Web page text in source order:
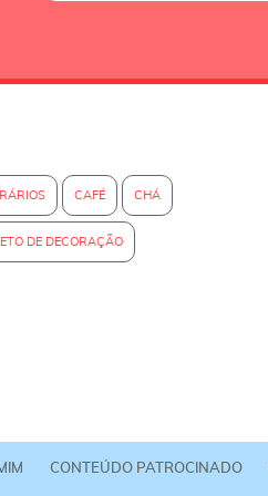
CAFÉ CHÁ
DE DECORAÇÃO
CONTEÚDO PATROCINADO